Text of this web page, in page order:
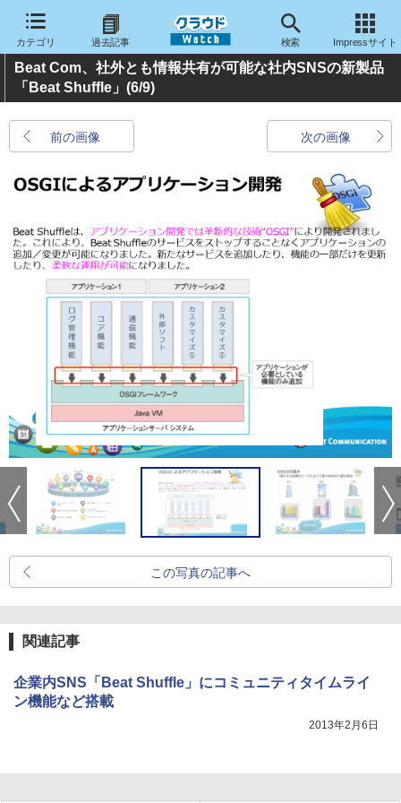
カテゴリ 過去記事 検索 Impressサイト
Beat Com、社外とも情報共有が可能な社内SNSの新製品
「Beat Shuffle」 (6/9)
前の画像 次の画像
この写真の記事へ
関連記事
企業内SNS「Beat Shuffle」にコミュニティタイムライ
ン機能など搭載
2013年2月6日